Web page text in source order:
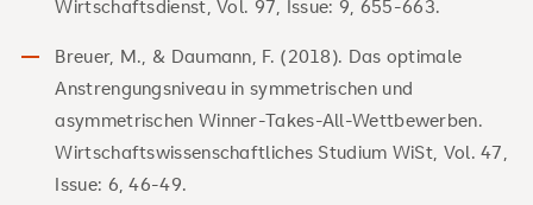
Wirtschaftsdienst, Vol. 97, Issue: 9, 655-663.
Breuer, M., & Daumann, F. (2018). Das optimale
Anstrengungsniveau in symmetrischen und
asymmetrischen Winner-Takes-All-Wettbewerben.
Wirtschaftswissenschaftliches Studium WiSt, Vol. 47,
Issue: 6, 46-49.